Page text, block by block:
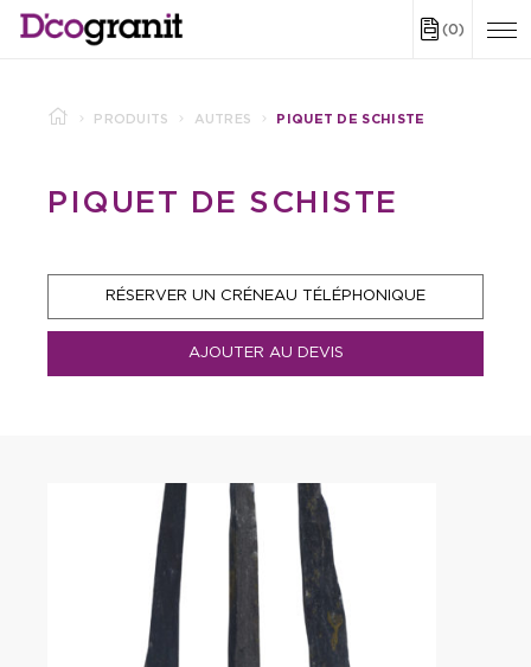
(0)
PRODUITS AUTRES PIQUET DE SCHISTE
PIQUET DE SCHISTE
RÉSERVER UN CRÉNEAU TÉLÉPHONIQUE
AJOUTER AU DEVIS